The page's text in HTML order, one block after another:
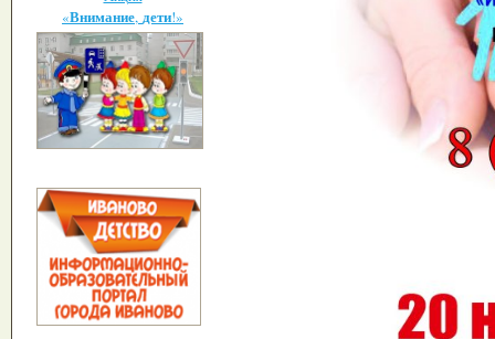
«Внимание, дети!»